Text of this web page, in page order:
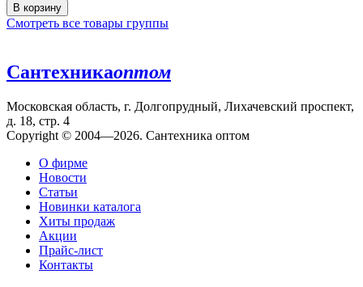
В корзину
Смотреть все товары группы
Сантехникаоптом
Московская область, г. Долгопрудный, Лихачевский проспект,
д. 18, стр. 4
Copyright © 2004—2026. Сантехника оптом
О фирме
Новости
Статьи
Новинки каталога
Хиты продаж
Акции
Прайс-лист
Контакты